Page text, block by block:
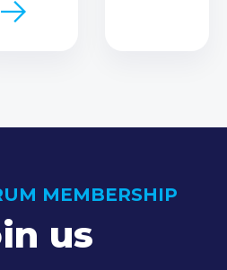
MEMBERSHIP
us